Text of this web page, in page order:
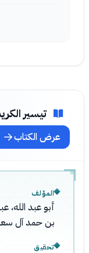
تيسير
عرض الكتاب
المؤلف
أبو عبد الله،
بن حمد آل
تحقيق